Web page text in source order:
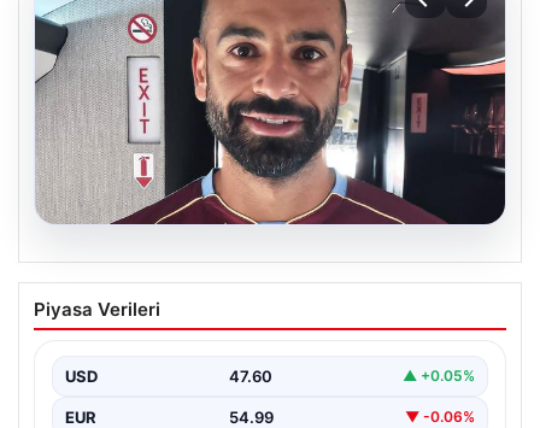
Mohamed Salah daha maça çıkmadan
Victor Osimhen’i solladı!
Piyasa Verileri
USD 47.60 ▲ +0.05%
EUR 54.99 ▼ -0.06%